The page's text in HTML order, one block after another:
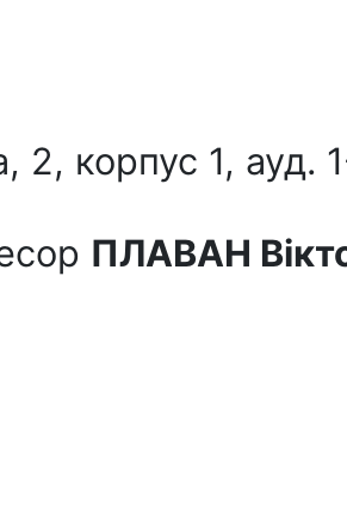
2, корпус 1, ауд.
ПЛАВАН